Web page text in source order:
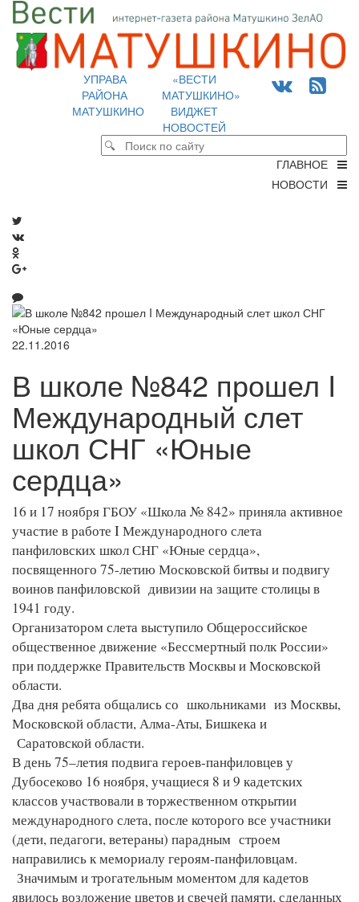
УПРАВА
РАЙОНА
МАТУШКИНО
«ВЕСТИ
МАТУШКИНО»
ВИДЖЕТ
НОВОСТЕЙ
ГЛАВНОЕ
НОВОСТИ
22.11.2016
В школе №842 прошел I
Международный слет
школ СНГ «Юные
сердца»
16 и 17 ноября ГБОУ «Школа № 842» приняла активное
участие в рaботе I Международного слета
панфиловских школ СНГ «Юные сердца»,
посвященного 75-летию Московской битвы и подвигу
воинов панфиловской дивизии на защите столицы в
1941 году.
Организатором слета выступило Общероссийское
общественное движение «Бессмертный полк России»
при поддержке Правительств Москвы и Московской
области.
Два дня ребята общались со школьниками из Москвы,
Московской области, Алма-Аты, Бишкека и
Саратовской области.
В день 75–летия подвига героев-панфиловцев у
Дубосеково 16 ноября, учащиеся 8 и 9 кадетских
классов участвовали в торжественном открытии
международного слета, после которого все участники
(дети, педагоги, ветераны) парадным строем
направились к мемориалу героям-панфиловцам.
Значимым и трогательным моментом для кадетов
явилось возложение цветов и свечей памяти, сделанных